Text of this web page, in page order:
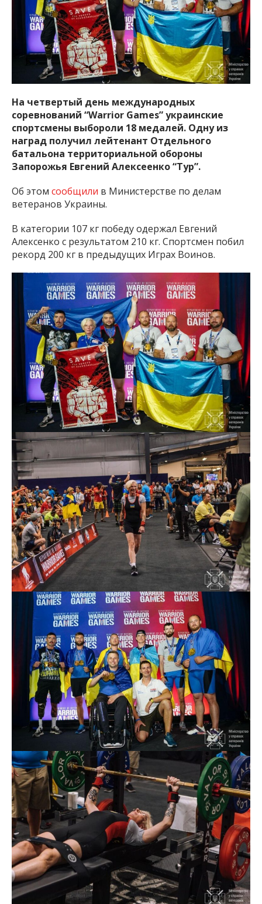
важную информацию о событиях
города Запорожья и области.
На четвертый день международных
соревнований “Warrior Games” украинские
спортсмены выбороли 18 медалей. Одну из
наград получил лейтенант Отдельного
батальона территориальной обороны
Запорожья Евгений Алексеенко “Тур”.
Об этом сообщили в Министерстве по делам
ветеранов Украины.
В категории 107 кг победу одержал Евгений
Алексенко с результатом 210 кг. Спортсмен побил
рекорд 200 кг в предыдущих Играх Воинов.